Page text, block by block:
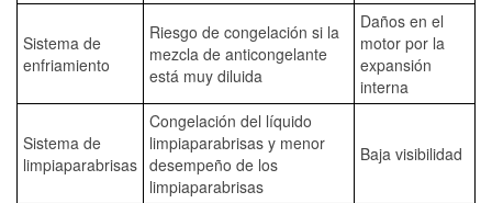
Sistema de
enfriamiento
Riesgo de congelación si la
mezcla de anticongelante
está muy diluida
Daños en el
motor por la
expansión
interna
Sistema de
limpiaparabrisas
Congelación del líquido
limpiaparabrisas y menor
desempeño de los
limpiaparabrisas
Baja visibilidad